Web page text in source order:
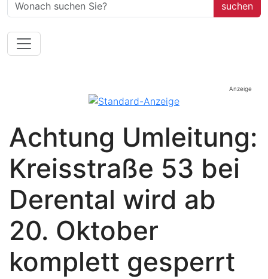
Anzeige
Achtung Umleitung:
Kreisstraße 53 bei
Derental wird ab
20. Oktober
komplett gesperrt